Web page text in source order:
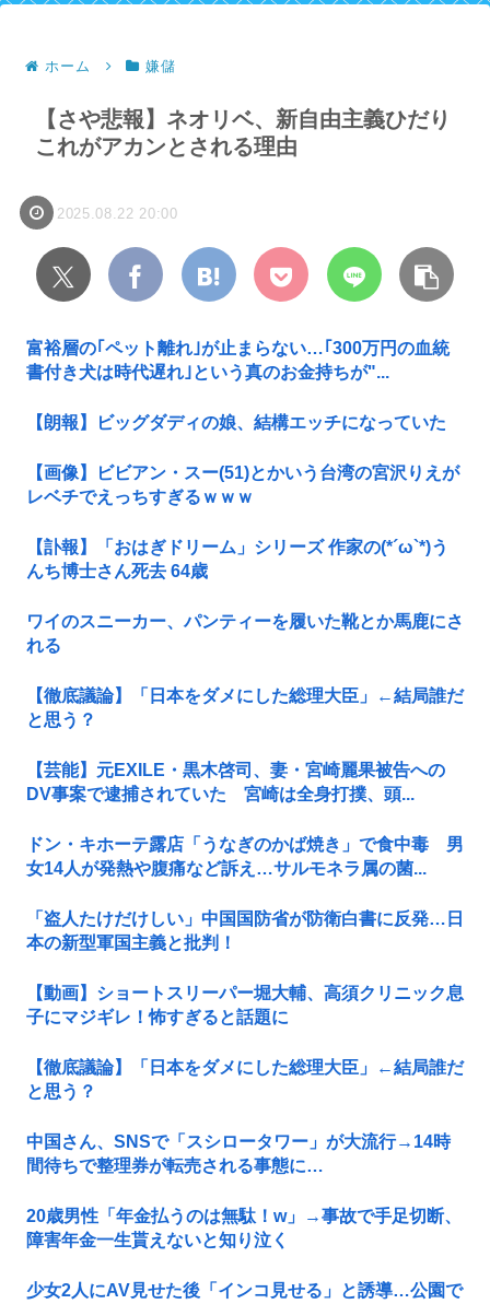
ホーム 嫌儲
【さや悲報】ネオリベ、新自由主義ひだり
これがアカンとされる理由
2025.08.22 20:00
富裕層の｢ペット離れ｣が止まらない…｢300万円の血統
書付き犬は時代遅れ｣という真のお金持ちが"...
【朗報】ビッグダディの娘、結構エッチになっていた
【画像】ビビアン・スー(51)とかいう台湾の宮沢りえが
レベチでえっちすぎるｗｗｗ
【訃報】「おはぎドリーム」シリーズ 作家の(*´ω`*)う
んち博士さん死去 64歳
ワイのスニーカー、パンティーを履いた靴とか馬鹿にさ
れる
【徹底議論】「日本をダメにした総理大臣」←結局誰だ
と思う？
【芸能】元EXILE・黒木啓司、妻・宮崎麗果被告への
DV事案で逮捕されていた 宮崎は全身打撲、頭...
ドン・キホーテ露店「うなぎのかば焼き」で食中毒 男
女14人が発熱や腹痛など訴え…サルモネラ属の菌...
「盗人たけだけしい」中国国防省が防衛白書に反発…日
本の新型軍国主義と批判！
【動画】ショートスリーパー堀大輔、高須クリニック息
子にマジギレ！怖すぎると話題に
【徹底議論】「日本をダメにした総理大臣」←結局誰だ
と思う？
中国さん、SNSで「スシロータワー」が大流行→14時
間待ちで整理券が転売される事態に…
20歳男性「年金払うのは無駄！w」→事故で手足切断、
障害年金一生貰えないと知り泣く
少女2人にAV見せた後「インコ見せる」と誘導…公園で